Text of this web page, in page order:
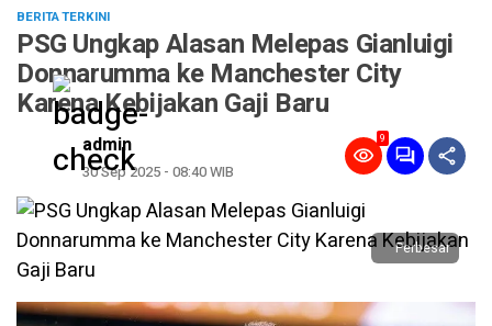
BERITA TERKINI
PSG Ungkap Alasan Melepas Gianluigi
Donnarumma ke Manchester City
Karena Kebijakan Gaji Baru
admin
30 Sep 2025 - 08:40 WIB
9
Perbesar